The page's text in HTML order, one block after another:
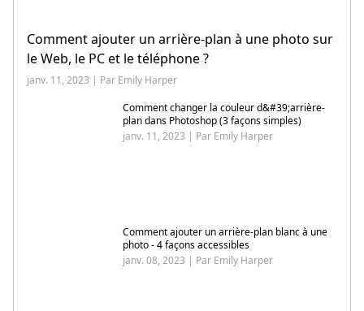
Comment ajouter un arrière-plan à une photo sur
le Web, le PC et le téléphone ?
janv. 11, 2023 | Par Emily Harper
Comment changer la couleur d&#39;arrière-
plan dans Photoshop (3 façons simples)
janv. 11, 2023 | Par Emily Harper
Comment ajouter un arrière-plan blanc à une
photo - 4 façons accessibles
janv. 08, 2023 | Par Emily Harper